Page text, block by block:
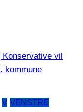
V VENSTRE